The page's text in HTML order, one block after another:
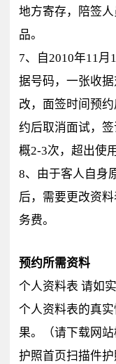
地方寄存，陪签
品。
7、自2010年11月
据号码，一张收
改，面签时间预
约后取消面试，
概2-3次，超出使
8、由于客人自身
后，需要更改资
务费。
预约所需资料
个人资料表 请如
个人资料表的真
果。（请下载网站
护照首页扫描件